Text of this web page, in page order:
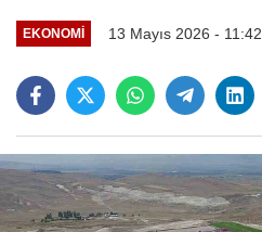
EKONOMI 13 Mayıs 2026 - 11:42